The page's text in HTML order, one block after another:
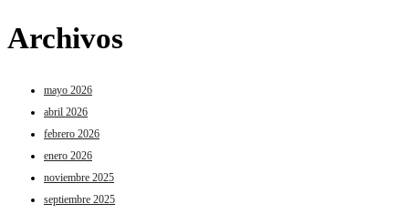
Archivos
mayo 2026
abril 2026
febrero 2026
enero 2026
noviembre 2025
septiembre 2025